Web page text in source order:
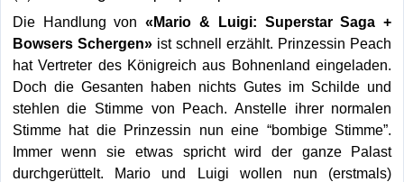
Die Handlung von«Mario & Luigi: Superstar Saga +
Bowsers Schergen» ist schnell erzählt. Prinzessin Peach
hat Vertreter des Königreich aus Bohnenland eingeladen.
Doch die Gesanten haben nichts Gutes im Schilde und
stehlen die Stimme von Peach. Anstelle ihrer normalen
Stimme hat die Prinzessin nun eine “bombige Stimme”.
Immer wenn sie etwas spricht wird der ganze Palast
durchgerüttelt. Mario und Luigi wollen nun (erstmals)